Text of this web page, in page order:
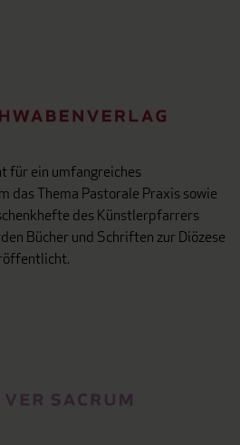
für ein umfangreiches
das Thema Pastorale Praxis sowie
des Künstlerpfarrers
Bücher und Schriften zur Diözese